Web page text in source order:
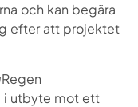
och kan begära
efter att projektet
Regen
i utbyte mot ett